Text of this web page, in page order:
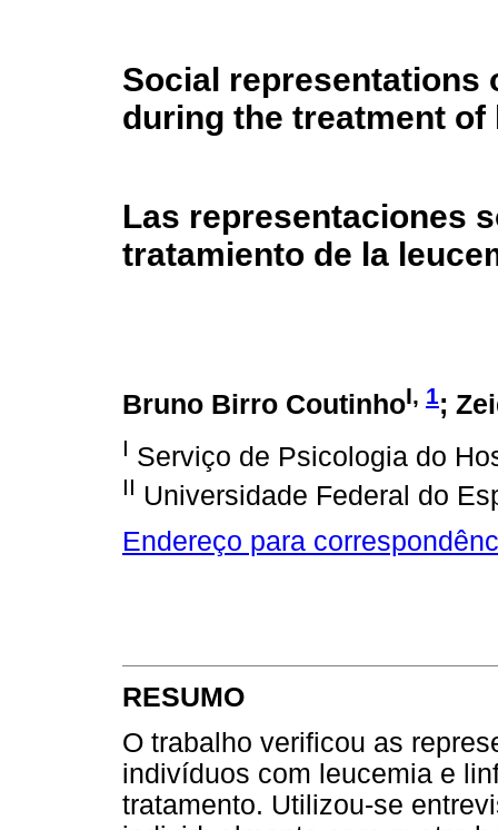
Social representations
during the treatment
Las representaciones
tratamiento de la
Bruno Birro CoutinhoI, 1;
I Serviço de Psicologia do
II Universidade Federal do
Endereço para
RESUMO
O trabalho verificou as
indivíduos com leucemia e
tratamento. Utilizou-se